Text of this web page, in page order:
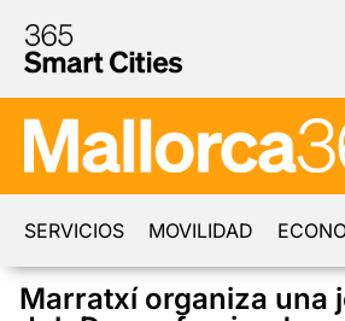
SERVICIOS MOVILIDAD
Marratxí organiza una